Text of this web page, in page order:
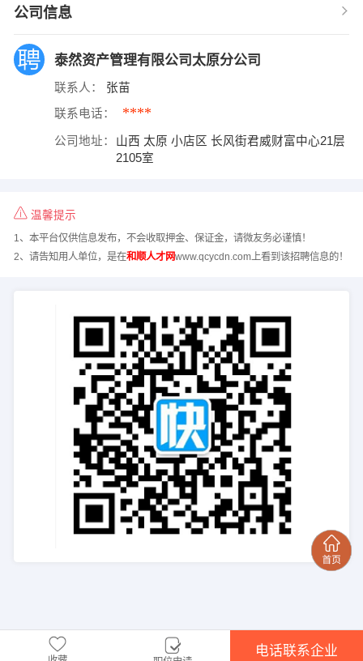
公司信息
泰然资产管理有限公司太原分公司
联系人： 张苗
联系电话： ****
公司地址：
山西 太原 小店区 长风街君威财富中心21层
2105室
温馨提示
1、本平台仅供信息发布，不会收取押金、保证金，请微友务必谨慎！
2、请告知用人单位，是在和顺人才网www.qcycdn.com上看到该招聘信息的！
电话联系企业